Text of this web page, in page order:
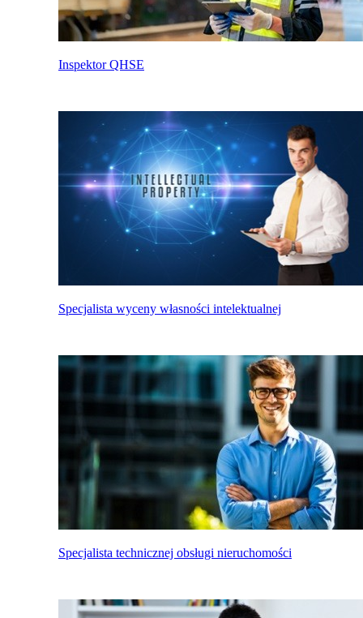
Inspektor QHSE
Specjalista wyceny własności intelektualnej
Specjalista technicznej obsługi nieruchomości